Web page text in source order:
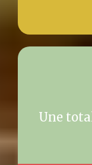
Une